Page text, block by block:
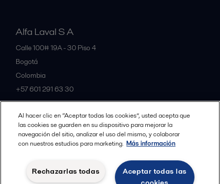
Alfa Laval S A
Calle 100# 19A - 30 Piso 4
Bogotá
Colombia
+57 601 291 63 30
All offices and partners
Política de Privacidad Alfa Laval
Política de Cookies
Condiciones y terminos legales
Al hacer clic en “Aceptar todas las cookies”, usted acepta que
las cookies se guarden en su dispositivo para mejorar la
navegación del sitio, analizar el uso del mismo, y colaborar
con nuestros estudios para marketing. Más información
Aceptar todas las
Rechazarlas todas